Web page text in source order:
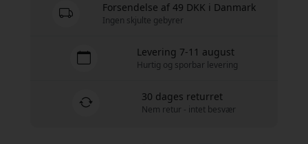
Forsendelse af 49 DKK i Danmark
Ingen skjulte gebyrer
Levering 7-11 august
Hurtig og sporbar levering
30 dages returret
Nem retur - intet besvær